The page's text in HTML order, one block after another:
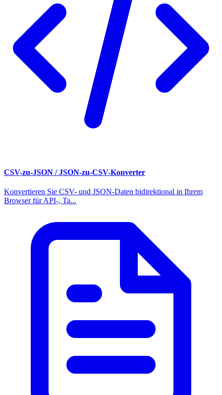
CSV-zu-JSON / JSON-zu-CSV-Konverter
Konvertieren Sie CSV- und JSON-Daten bidirektional in Ihrem
Browser für API-, Ta...